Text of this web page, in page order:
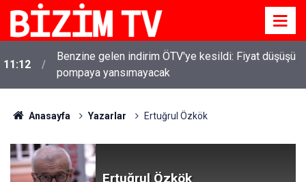
11:10
Ticaret Bakanlığı'ndan tapu ve gayrimenkul kararı:
Bu kritik adımı atlayan satış yapamayacak
Anasayfa Yazarlar Ertuğrul Özkök
Ertuğrul Özkök